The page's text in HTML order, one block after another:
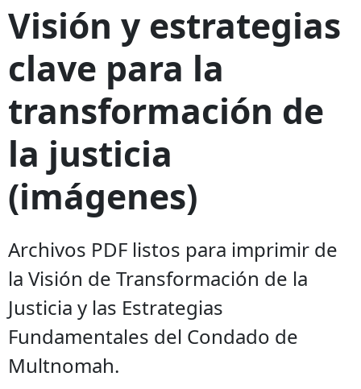
Visión y estrategias
clave para la
transformación de
la justicia
(imágenes)
Archivos PDF listos para imprimir de
la Visión de Transformación de la
Justicia y las Estrategias
Fundamentales del Condado de
Multnomah.